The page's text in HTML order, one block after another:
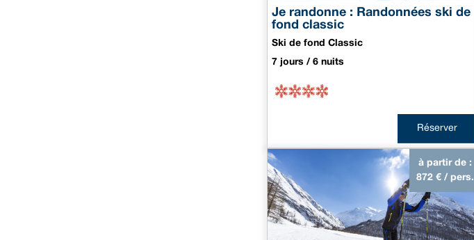
Je randonne : Randonnées ski de
fond classic
Ski de fond Classic
7 jours / 6 nuits
Réserver
à partir de :
872 € / pers.